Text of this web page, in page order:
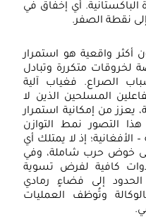
الباكستانية. أي إخفاق في
نقطة الصفر.
أكثر واقعية هو استمرار
لخروقات متكررة وتبادل
الصراع. فغياب آلية
المسلحين الذين لا
من إمكانية استمرار
التصور نمط التوازن
الأفغانية؛ إذ لا يمتلك أي
على خوض حرب شاملة، وفي
كافية لفرض تسوية
إلى فضاءٍ رمادي
وتُوظف العمليات